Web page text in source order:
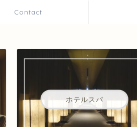
Contact
ホテルスパ